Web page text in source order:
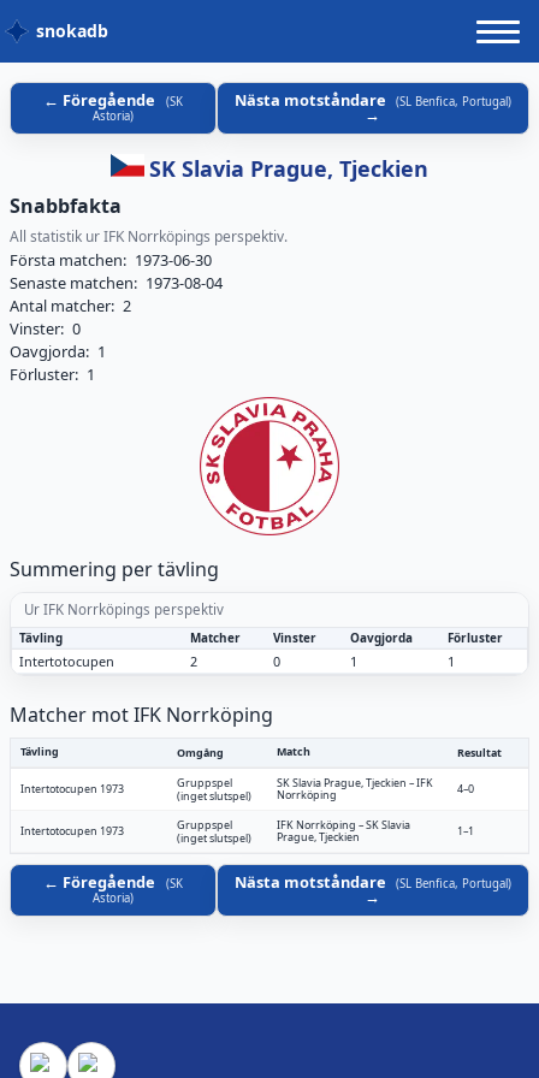
snokadb
Föregående (SK
Astoria)
Nästa motståndare (SL Benfica, Portugal)
SK Slavia Prague, Tjeckien
Snabbfakta
All statistik ur IFK Norrköpings perspektiv.
Första matchen: 1973-06-30
Senaste matchen: 1973-08-04
Antal matcher: 2
Vinster: 0
Oavgjorda: 1
Förluster: 1
Summering per tävling
Ur IFK Norrköpings perspektiv
Tävling Matcher Vinster Oavgjorda Förluster
Intertotocupen 2 0 1 1
Matcher mot IFK Norrköping
Tävling Omgång Match Resultat
Intertotocupen 1973
Gruppspel
(inget slutspel)
SK Slavia Prague, Tjeckien –IFK
Norrköping 4–0
Intertotocupen 1973
Gruppspel
(inget slutspel)
IFK Norrköping –SK Slavia
Prague, Tjeckien 1–1
Föregående (SK
Astoria)
Nästa motståndare (SL Benfica, Portugal)